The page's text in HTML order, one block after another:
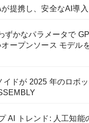
提携し、安全なAI導
ずかなパラメータで
ープンソース モデル
イドが 2025 年のロボ
AI トレンド: 人工知能